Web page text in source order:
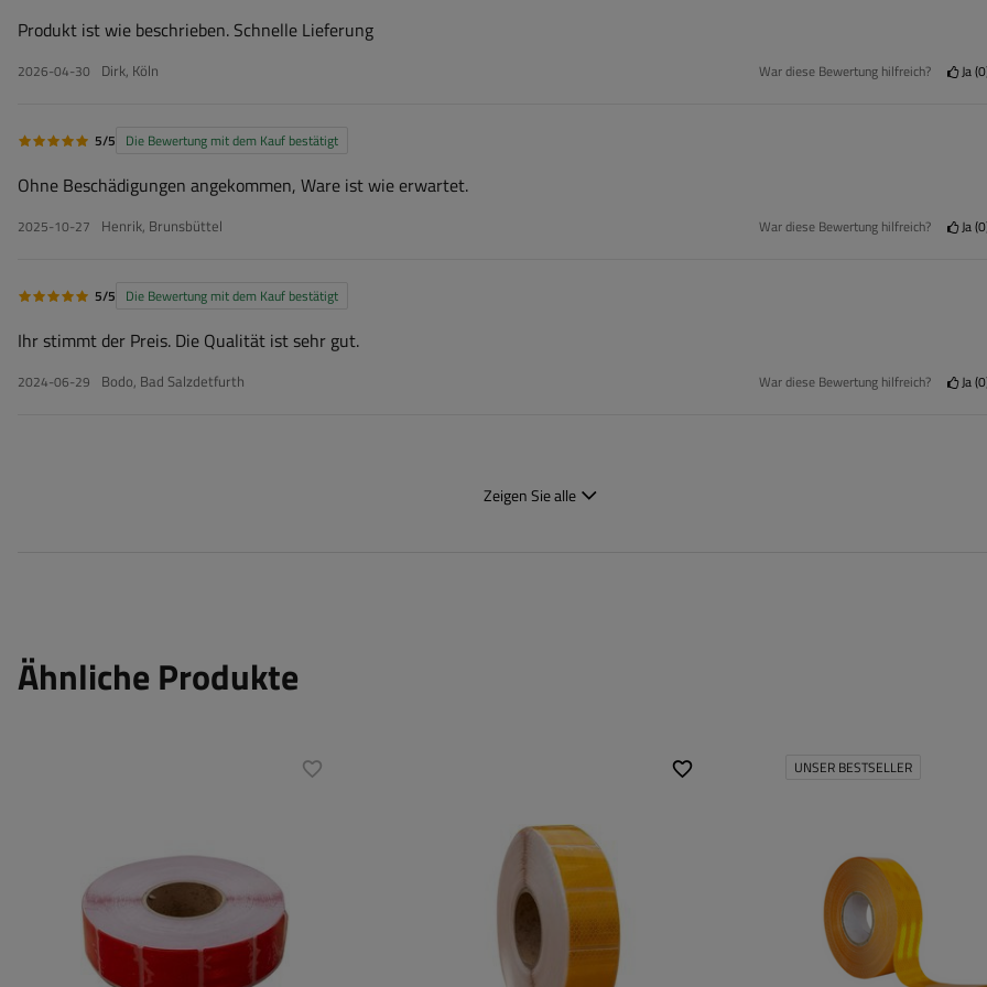
Produkt ist wie beschrieben. Schnelle Lieferung
2026-04-30 Dirk, Köln War diese Bewertung hilfreich? Ja 0
5/5 Die Bewertung mit dem Kauf bestätigt
Ohne Beschädigungen angekommen, Ware ist wie erwartet.
2025-10-27 Henrik, Brunsbüttel War diese Bewertung hilfreich? Ja 0
5/5 Die Bewertung mit dem Kauf bestätigt
Ihr stimmt der Preis. Die Qualität ist sehr gut.
2024-06-29 Bodo, Bad Salzdetfurth War diese Bewertung hilfreich? Ja 0
Zeigen Sie alle
Ähnliche Produkte
UNSER BESTSELLER